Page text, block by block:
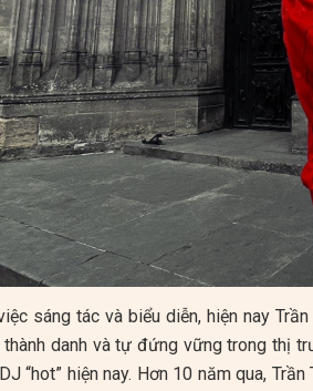
sáng tác và biểu diễn, hiện nay
thành danh và tự đứng vững trong thị
“hot” hiện nay. Hơn 10 năm qua,